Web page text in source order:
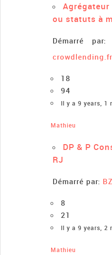
ou statuts à
Démarré par:
18
94
Il y a 9 years, 1
Mathieu
DP & P
RJ
Démarré par:
8
21
Il y a 9 years, 2
Mathieu